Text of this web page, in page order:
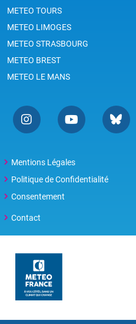
METEO TOURS
METEO LIMOGES
METEO STRASBOURG
METEO BREST
METEO LE MANS
Mentions Légales
Politique de Confidentialité
Consentement
Contact